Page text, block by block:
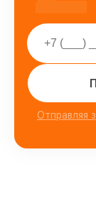
Отправляя